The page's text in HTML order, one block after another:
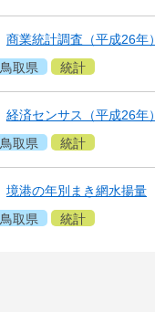
商業統計調査（平成26年）
鳥取県 統計
経済センサス（平成26年）
鳥取県 統計
境港の年別まき網水揚量
鳥取県 統計